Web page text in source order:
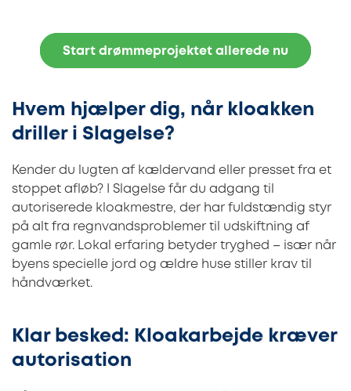
Start drømmeprojektet allerede nu
Hvem hjælper dig, når kloakken
driller i Slagelse?
Kender du lugten af kældervand eller presset fra et
stoppet afløb? I Slagelse får du adgang til
autoriserede kloakmestre, der har fuldstændig styr
på alt fra regnvandsproblemer til udskiftning af
gamle rør. Lokal erfaring betyder tryghed – især når
byens specielle jord og ældre huse stiller krav til
håndværket.
Klar besked: Kloakarbejde kræver
autorisation